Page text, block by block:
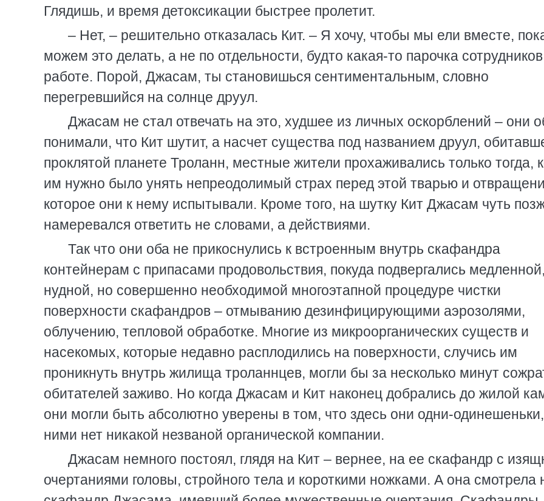
Глядишь, и время детоксикации быстрее пролетит.
– Нет, – решительно отказалась Кит. – Я хочу, чтобы мы ели вместе,
можем это делать, а не по отдельности, будто какая-то парочка
работе. Порой, Джасам, ты становишься сентиментальным, словно
перегревшийся на солнце друул.
Джасам не стал отвечать на это, худшее из личных оскорблений – они
понимали, что Кит шутит, а насчет существа под названием друул,
проклятой планете Троланн, местные жители прохаживались только тогда,
им нужно было унять непреодолимый страх перед этой тварью и
которое они к нему испытывали. Кроме того, на шутку Кит Джасам чуть
намеревался ответить не словами, а действиями.
Так что они оба не прикоснулись к встроенным внутрь скафандра
контейнерам с припасами продовольствия, покуда подвергались медленной,
нудной, но совершенно необходимой многоэтапной процедуре чистки
поверхности скафандров – отмыванию дезинфицирующими аэрозолями,
облучению, тепловой обработке. Многие из микроорганических существ и
насекомых, которые недавно расплодились на поверхности, случись им
проникнуть внутрь жилища троланнцев, могли бы за несколько минут
обитателей заживо. Но когда Джасам и Кит наконец добрались до жилой
они могли быть абсолютно уверены в том, что здесь они одни-
ними нет никакой незваной органической компании.
Джасам немного постоял, глядя на Кит – вернее, на ее скафандр с
очертаниями головы, стройного тела и короткими ножками. А она смотрела